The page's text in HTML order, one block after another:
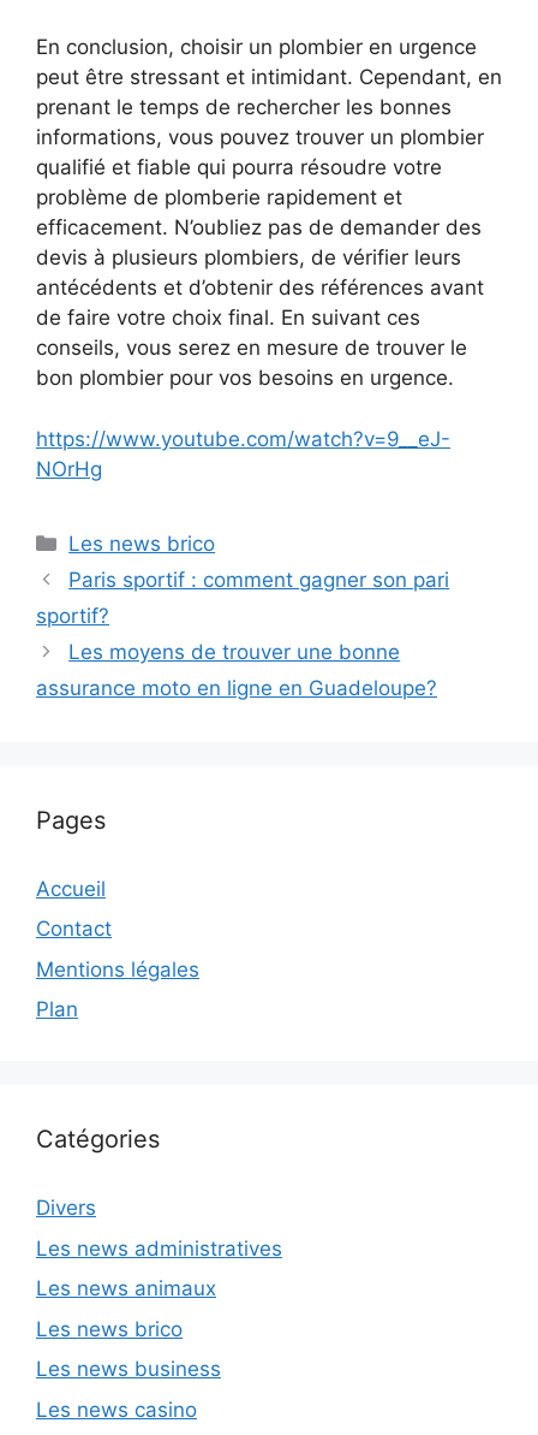
En conclusion, choisir un plombier en urgence
peut être stressant et intimidant. Cependant, en
prenant le temps de rechercher les bonnes
informations, vous pouvez trouver un plombier
qualifié et fiable qui pourra résoudre votre
problème de plomberie rapidement et
efficacement. N’oubliez pas de demander des
devis à plusieurs plombiers, de vérifier leurs
antécédents et d’obtenir des références avant
de faire votre choix final. En suivant ces
conseils, vous serez en mesure de trouver le
bon plombier pour vos besoins en urgence.
https://www.youtube.com/watch?v=9__eJ-
NOrHg
Catégories
Les news brico
Paris sportif : comment gagner son pari
sportif?
Les moyens de trouver une bonne
assurance moto en ligne en Guadeloupe?
Pages
Accueil
Contact
Mentions légales
Plan
Catégories
Divers
Les news administratives
Les news animaux
Les news brico
Les news business
Les news casino